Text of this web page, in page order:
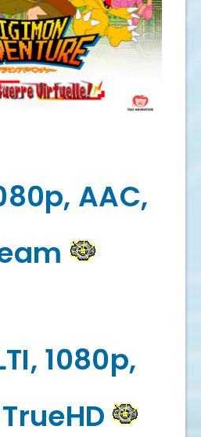
AAC,
1080p,